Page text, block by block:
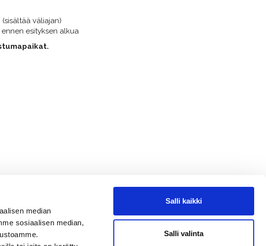
median
sosiaalisen median,
Salli kaikki
Salli valinta
(sisältää väliajan)
esityksen alkua